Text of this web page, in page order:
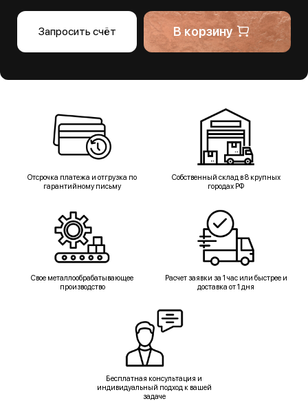
Запросить счёт В корзину
Отсрочка платежа и отгрузка по
гарантийному письму
Собственный склад в 8 крупных
городах РФ
Свое металлообрабатывающее
производство
Расчет заявки за 1 час или быстрее и
доставка от 1 дня
Бесплатная консультация и
индивидуальный подход к вашей
задаче